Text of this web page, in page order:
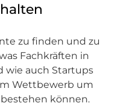
zu finden und zu
Fachkräften in
wie auch Startups
Wettbewerb um
können.